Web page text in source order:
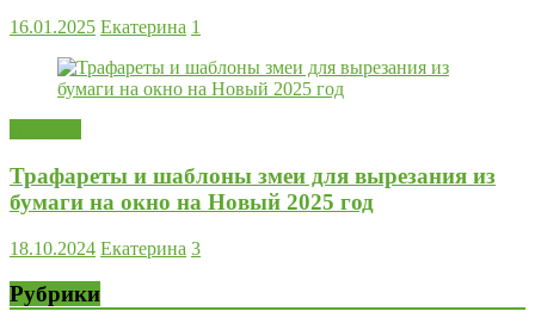
16.01.2025 Екатерина 1
Трафареты и шаблоны змеи для вырезания из
бумаги на окно на Новый 2025 год
18.10.2024 Екатерина 3
Рубрики